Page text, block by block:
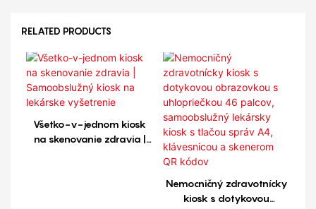
RELATED PRODUCTS
Všetko-v-jednom kiosk
na skenovanie zdravia |
Nemocničný zdravotnícky
kiosk s dotykovou